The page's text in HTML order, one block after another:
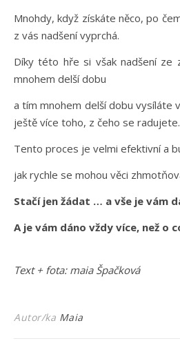
Mnohdy, když získáte něco, po
z vás nadšení vyprchá.
Díky této hře si však nadšení ze
mnohem delší dobu
a tím mnohem delší dobu vysíláte
ještě více toho, z čeho se radujete.
Tento proces je velmi efektivní a
jak rychle se mohou věci
Stačí jen žádat … a vše je vám
A je vám dáno vždy více, než o
Text + fota: maia Špačková
Autor/ka Maia